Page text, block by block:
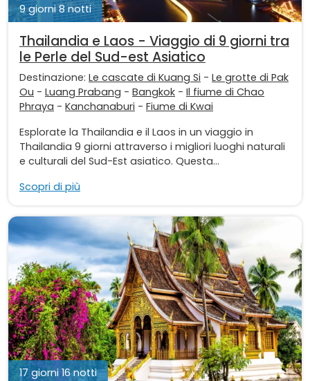
9 giorni 8 notti
Thailandia e Laos - Viaggio di 9 giorni tra
le Perle del Sud-est Asiatico
Destinazione: Le cascate di Kuang Si - Le grotte di Pak
Ou - Luang Prabang - Bangkok - Il fiume di Chao
Phraya - Kanchanaburi - Fiume di Kwai
Esplorate la Thailandia e il Laos in un viaggio in
Thailandia 9 giorni attraverso i migliori luoghi naturali
e culturali del Sud-Est asiatico. Questa...
Scopri di più
17 giorni 16 notti